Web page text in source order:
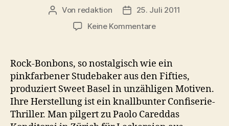
Beitragsautor
Von redaktion Veröffentlichungsdatum
25. Juli 2011
Keine Kommentarezu
–
NZZ
Format
Rock-Bonbons, so nostalgisch wie ein
pinkfarbener Studebaker aus den Fifties,
produziert Sweet Basel in unzähligen Motiven.
Ihre Herstellung ist ein knallbunter Confiserie-
Thriller. Man pilgert zu Paolo Careddas